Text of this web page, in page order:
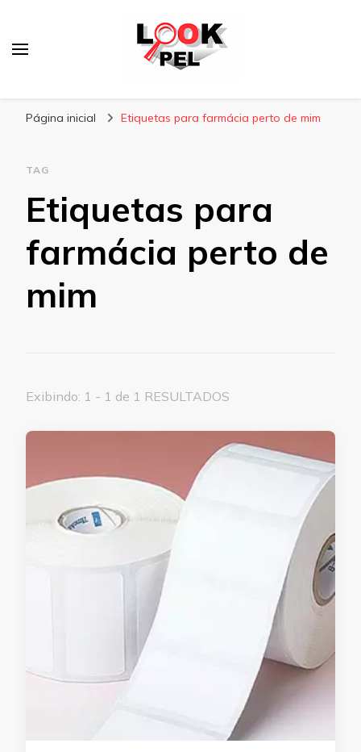
Página inicial Etiquetas para farmácia perto de mim
TAG
Etiquetas para
farmácia perto de
mim
Exibindo: 1 - 1 de 1 RESULTADOS